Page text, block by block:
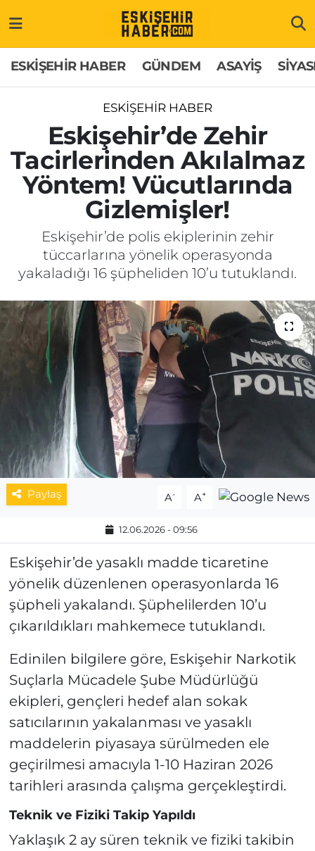
ESKİŞEHİR HABER GÜNDEM ASAYİŞ
ESKİŞEHİR HABER
Eskişehir’de Zehir
Tacirlerinden Akılalmaz
Yöntem! Vücutlarında
Gizlemişler!
Eskişehir’de polis ekiplerinin zehir
tüccarlarına yönelik operasyonda
yakaladığı 16 şüpheliden 10’u tutuklandı.
Paylaş A- A+
12.06.2026 - 09:56
Eskişehir’de yasaklı madde ticaretine
yönelik düzenlenen operasyonlarda 16
şüpheli yakalandı. Şüphelilerden 10’u
çıkarıldıkları mahkemece tutuklandı.
Edinilen bilgilere göre, Eskişehir Narkotik
Suçlarla Mücadele Şube Müdürlüğü
ekipleri, gençleri hedef alan sokak
satıcılarının yakalanması ve yasaklı
maddelerin piyasaya sürülmeden ele
geçirilmesi amacıyla 1-10 Haziran 2026
tarihleri arasında çalışma gerçekleştirdi.
Teknik ve Fiziki Takip Yapıldı
Yaklaşık 2 ay süren teknik ve fiziki takibin
GÜNDEM
ASAYİŞ
SİYASET
EKONOMİ
SAĞLIK
EĞİTİM
SPOR
MAGAZİN
ESKİŞEHİRSPOR
Hakkımızda
İletişim
Künye
Odunpazarı Trafik Yoğunluk Haritası
Süper Lig Puan Durumu ve Fikstür
Tüm Manşetler
Son Dakika Haberleri
Haber Arşivi